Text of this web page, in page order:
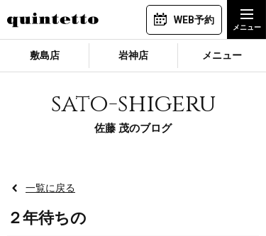
WEB予約
敷島店 岩神店 メニュー
sato-shigeru
佐藤 茂のブログ
一覧に戻る
２年待ちの